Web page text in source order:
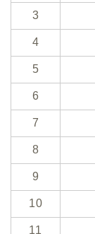
3
4
5
6
7
8
9
10
11